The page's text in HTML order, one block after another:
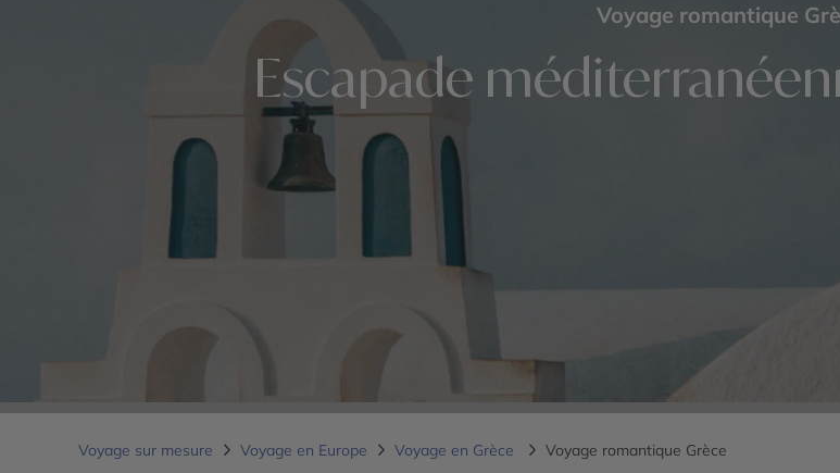
Voyage romantique
Escapade
Voyage sur mesure Voyage en Europe Voyage en Grèce Voyage romantique Grèce